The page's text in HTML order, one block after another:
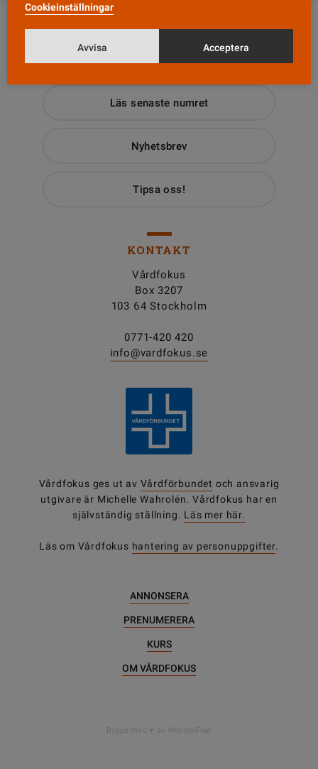
Läs senaste numret
Nyhetsbrev
Tipsa oss!
KONTAKT
Vårdfokus
Box 3207
103 64 Stockholm
0771-420 420
info@vardfokus.se
Vårdfokus ges ut av Vårdförbundet och ansvarig
utgivare är Michelle Wahrolén. Vårdfokus har en
självständig ställning. Läs mer här.
Läs om Vårdfokus hantering av personuppgifter.
ANNONSERA
PRENUMERERA
KURS
OM VÅRDFOKUS
Byggd med av WonderFour
Cookieinställningar
Avvisa Acceptera